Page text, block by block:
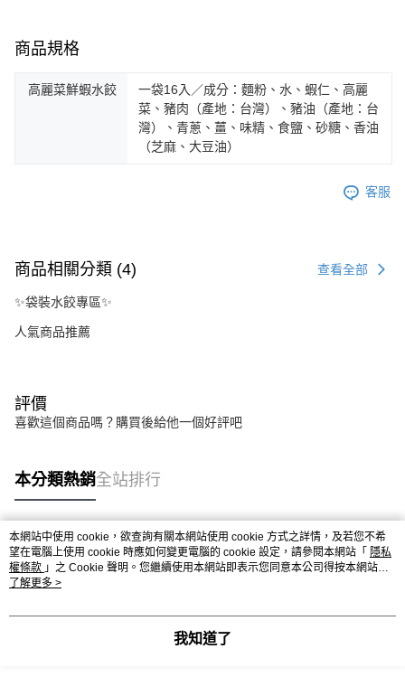
商品規格
高麗菜鮮蝦水餃
一袋16入／成分：麵粉、水、蝦仁、高麗
菜、豬肉（產地：台灣）、豬油（產地：台
灣）、青蔥、薑、味精、食鹽、砂糖、香油
（芝麻、大豆油）
客服
商品相關分類 (4) 查看全部
✨袋裝水餃專區✨
人氣商品推薦
評價
喜歡這個商品嗎？購買後給他一個好評吧
本分類熱銷全站排行
熱門標籤
本網站中使用 cookie，欲查詢有關本網站使用 cookie 方式之詳情，及若您不希
望在電腦上使用 cookie 時應如何變更電腦的 cookie 設定，請參閱本網站「 隱私
權條款 」之 Cookie 聲明。您繼續使用本網站即表示您同意本公司得按本網站使
用條款之 Cookie 聲明使用 cookie。
了解更多 >
我知道了